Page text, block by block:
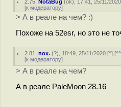
2.75 NotaBug (ok), 17:41, 25/11/
[к модератору]
> А в реале на чем? :)
Похоже на 52esr, но это не
2.81 ,пох. (?), 18:49, 25/11/2020 [^] [^^
[к модератору]
> А в реале на чем?
А в реале PaleMoon 28.16